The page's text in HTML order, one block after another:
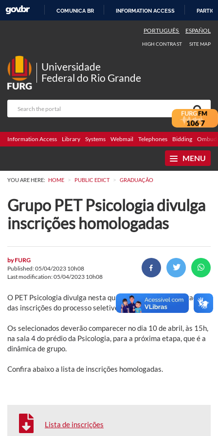
COMUNICA BR INFORMATION ACCESS
PORTUGUÊS ESPAÑOL
HIGH CONTRAST SITE MAP
Universidade
Federal do Rio Grande
Information Access Library Systems Webmail Telephones Bidding
MENU
YOU ARE HERE: HOME > PUBLIC EDICT > GRADUAÇÃO
Grupo PET Psicologia divulga
inscrições homologadas
byFURG
Published: 05/04/2023 10h08
Last modification: 05/04/2023 10h08
O PET Psicologia divulga nesta quarta-feira, 5, a homologação
das inscrições do processo seletivo 2023/1.
Os selecionados deverão comparecer no dia 10 de abril, às 15h,
na sala 4 do prédio da Psicologia, para a próxima etapa, que é a
dinâmica de grupo.
Confira abaixo a lista de inscrições homologadas.
Lista de inscrições